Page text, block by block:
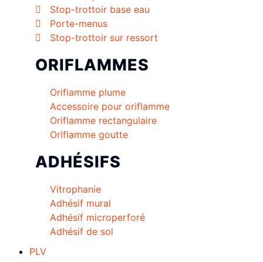
Stop-trottoir base eau
Porte-menus
Stop-trottoir sur ressort
ORIFLAMMES
Oriflamme plume
Accessoire pour oriflamme
Oriflamme rectangulaire
Oriflamme goutte
ADHÉSIFS
Vitrophanie
Adhésif mural
Adhésif microperforé
Adhésif de sol
PLV